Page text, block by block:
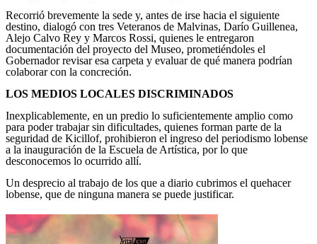
Recorrió brevemente la sede y, antes de irse hacia el siguiente
destino, dialogó con tres Veteranos de Malvinas, Darío Guillenea,
Alejo Calvo Rey y Marcos Rossi, quienes le entregaron
documentación del proyecto del Museo, prometiéndoles el
Gobernador revisar esa carpeta y evaluar de qué manera podrían
colaborar con la concreción.
LOS MEDIOS LOCALES DISCRIMINADOS
Inexplicablemente, en un predio lo suficientemente amplio como
para poder trabajar sin dificultades, quienes forman parte de la
seguridad de Kicillof, prohibieron el ingreso del periodismo lobense
a la inauguración de la Escuela de Artística, por lo que
desconocemos lo ocurrido allí.
Un desprecio al trabajo de los que a diario cubrimos el quehacer
lobense, que de ninguna manera se puede justificar.